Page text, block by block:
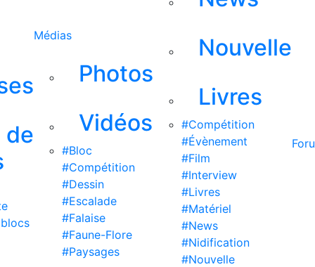
de
Médias
Photos
Vidéos
#Bloc
#Compétition
#Dessin
#Escalade
#Falaise
#Faune-Flore
#Paysages
Nouvelle
Livres
#Compétition
#Évènement
#Film
#Interview
#Livres
#Matériel
#News
#Nidification
#Nouvelle